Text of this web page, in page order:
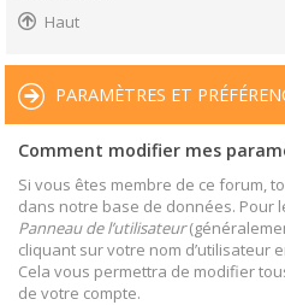
Haut
PARAMÈTRES ET
Comment modifier mes
Si vous êtes membre de ce forum,
dans notre base de données. Pour
Panneau de l’utilisateur
cliquant sur votre nom d’utilisateur
Cela vous permettra de modifier
de votre compte.